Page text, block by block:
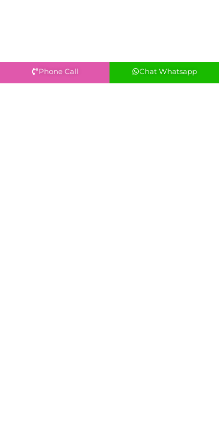
Phone Call Chat Whatsapp